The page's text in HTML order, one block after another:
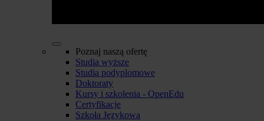
Poznaj naszą ofertę
Studia wyższe
Studia podyplomowe
Doktoraty
Kursy i szkolenia - OpenEdu
Certyfikacje
Szkoła Językowa